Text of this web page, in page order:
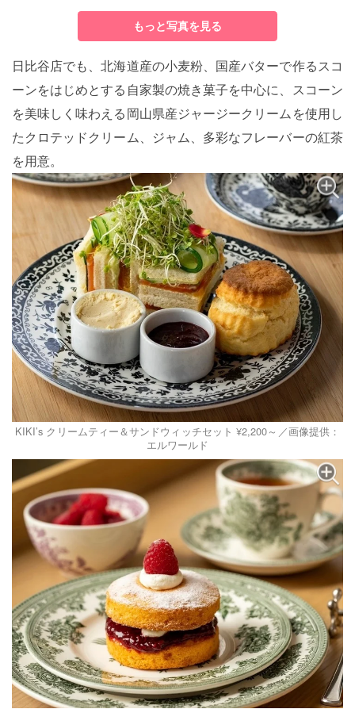
もっと写真を見る
日比谷店でも、北海道産の小麦粉、国産バターで作るスコ
ーンをはじめとする自家製の焼き菓子を中心に、スコーン
を美味しく味わえる岡山県産ジャージークリームを使用し
たクロテッドクリーム、ジャム、多彩なフレーバーの紅茶
を用意。
KIKI’s クリームティー＆サンドウィッチセット ¥2,200～／画像提供：
エルワールド